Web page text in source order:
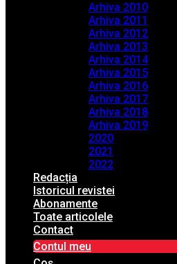
Arhiva 2010
Arhiva 2011
Arhiva 2012
Arhiva 2013
Arhiva 2014
Arhiva 2015
Arhiva 2016
Arhiva 2017
Arhiva 2018
Arhiva 2019
2020
2021
2022
Redacția
Istoricul revistei
Abonamente
Toate articolele
Contact
Contul meu